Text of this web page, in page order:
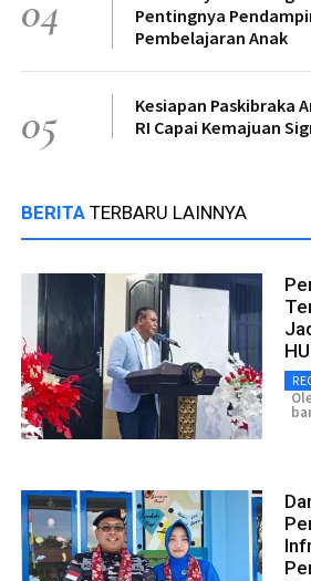
04
Pentingnya
Pembelajaran Anak
05
Kesiapan Paskibraka
RI Capai Kemajuan
BERITA TERBARU LAINNYA